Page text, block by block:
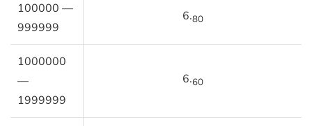
100000 —
999999
6.80
1000000
—
1999999
6.60